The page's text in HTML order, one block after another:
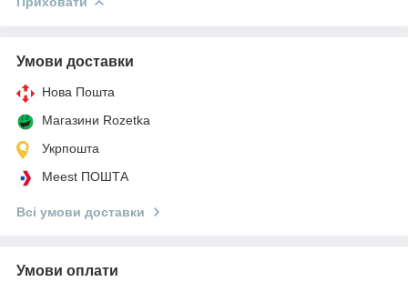
Умови доставки
Нова Пошта
Магазини Rozetka
Укрпошта
Meest ПОШТА
Всі умови доставки
Умови оплати